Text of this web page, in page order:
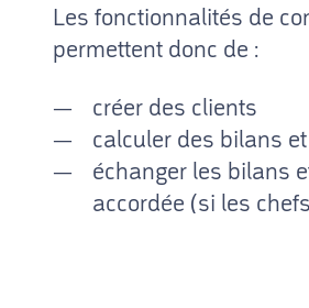
Les fonctionnalités de
permettent donc de :
créer des clients
calculer des bilans
échanger les bilans
accordée (si les